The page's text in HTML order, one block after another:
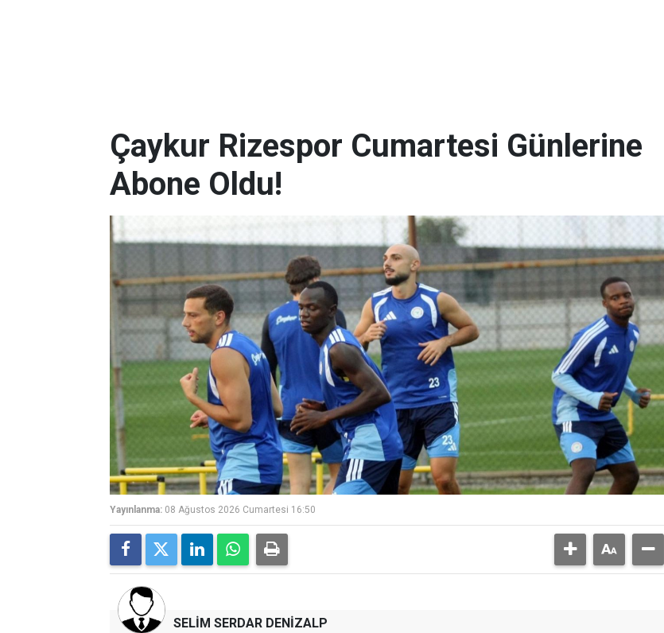
Çaykur Rizespor Cumartesi Günlerine
Abone Oldu!
Yayınlanma: 08 Ağustos 2026 Cumartesi 16:50
SELİM SERDAR DENİZALP